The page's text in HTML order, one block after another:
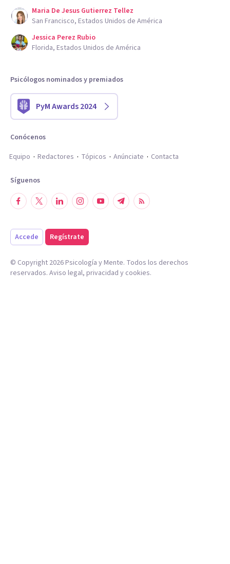
Maria De Jesus Gutierrez Tellez
San Francisco, Estados Unidos de América
Jessica Perez Rubio
Florida, Estados Unidos de América
Psicólogos nominados y premiados
PyM Awards 2024
Conócenos
Equipo
Redactores Tópicos Anúnciate Contacta
Síguenos
Accede Regístrate
© Copyright 2026Psicología y Mente. Todos los derechos
reservados. Aviso legal, privacidad y cookies.